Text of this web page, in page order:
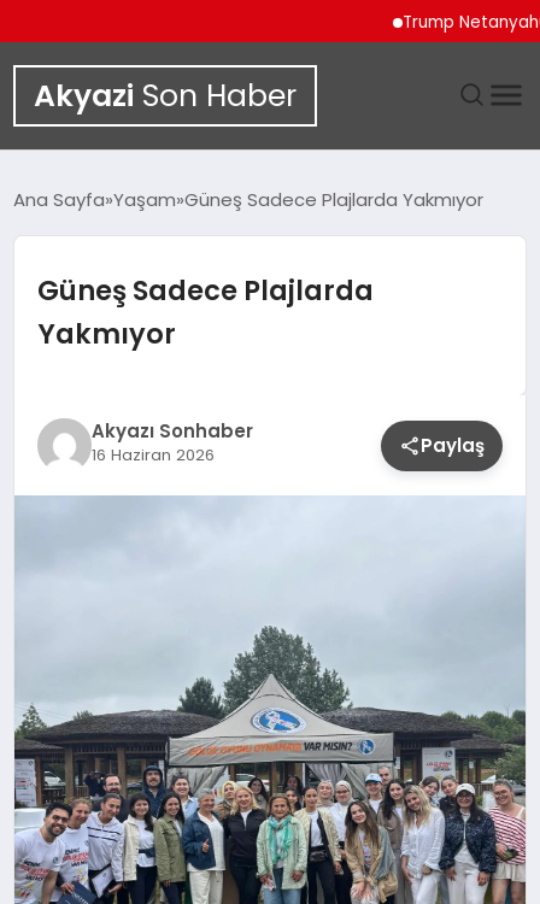
Trump Netanyahu
Akyazi Son Haber
SIYASET
DÜNYA
SPOR
TEKNOLOJI
Ana Sayfa Yaşam Güneş Sadece Plajlarda Yakmıyor
Güneş Sadece Plajlarda
Yakmıyor
Akyazı Sonhaber
16 Haziran 2026 Paylaş